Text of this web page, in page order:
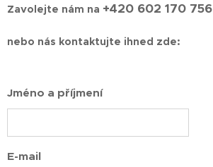
Zavolejte nám na +420 602 170 756
nebo nás kontaktujte ihned zde:
Jméno a příjmení
E-mail